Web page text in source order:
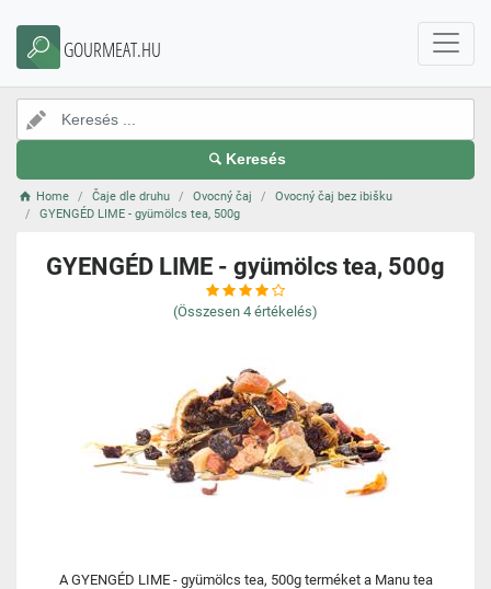
GOURMEAT.HU
Keresés
Home Čaje dle druhu Ovocný čaj
Ovocný čaj bez ibišku
GYENGÉD LIME - gyümölcs tea, 500g
GYENGÉD LIME - gyümölcs tea, 500g
(Összesen 4 értékelés)
A GYENGÉD LIME - gyümölcs tea, 500g terméket a Manu tea